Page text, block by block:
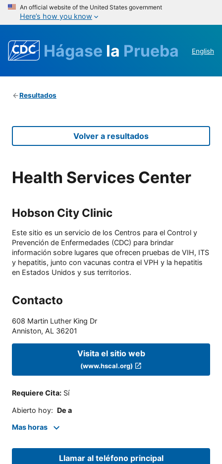
An official website of the United States government
Here’s how you know
Hágase la Prueba English
Resultados
Volver a resultados
Health Services Center
Hobson City Clinic
Este sitio es un servicio de los Centros para el Control y
Prevención de Enfermedades (CDC) para brindar
información sobre lugares que ofrecen pruebas de VIH, ITS
y hepatitis, junto con vacunas contra el VPH y la hepatitis
en Estados Unidos y sus territorios.
Contacto
608 Martin Luther King Dr
Anniston, AL 36201
Visita el sitio web
(www.hscal.org)
Requiere Cita: Sí
Abierto hoy: De a
Mas horas
Llamar al teléfono principal